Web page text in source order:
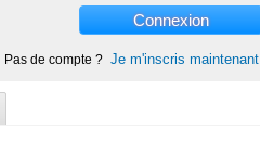
Connexion
Pas de compte ? Je m'inscris maintenant